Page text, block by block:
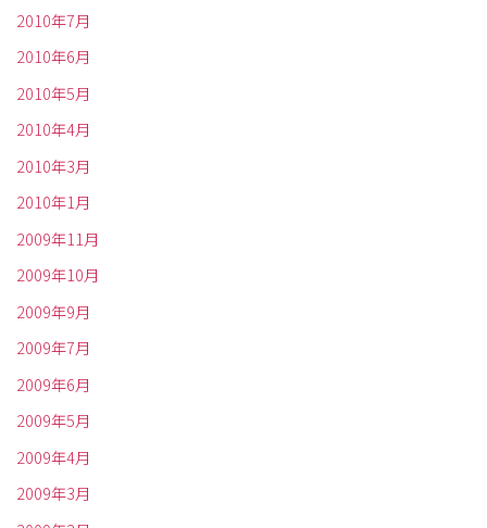
2010年7月
2010年6月
2010年5月
2010年4月
2010年3月
2010年1月
2009年11月
2009年10月
2009年9月
2009年7月
2009年6月
2009年5月
2009年4月
2009年3月